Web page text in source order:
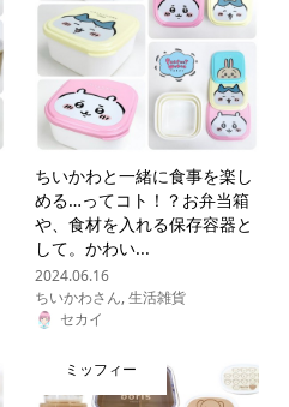
ちいかわと一緒に食事を楽し
める…ってコト！？お弁当箱
や、食材を入れる保存容器と
して。かわい...
2024.06.16
ちいかわさん,生活雑貨
セカイ
ミッフィー